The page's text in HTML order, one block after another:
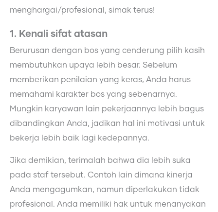
menghargai/profesional, simak terus!
1. Kenali sifat atasan
Berurusan dengan bos yang cenderung pilih kasih
membutuhkan upaya lebih besar. Sebelum
memberikan penilaian yang keras, Anda harus
memahami karakter bos yang sebenarnya.
Mungkin karyawan lain pekerjaannya lebih bagus
dibandingkan Anda, jadikan hal ini motivasi untuk
bekerja lebih baik lagi kedepannya.
Jika demikian, terimalah bahwa dia lebih suka
pada staf tersebut. Contoh lain dimana kinerja
Anda mengagumkan, namun diperlakukan tidak
profesional. Anda memiliki hak untuk menanyakan